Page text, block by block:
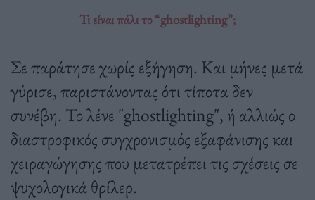
Τι είναι πάλι το “ghostlighting”;
Σε παράτησε χωρίς εξήγηση. Και μήνες μετά
γύρισε, παριστάνοντας ότι τίποτα δεν
συνέβη. Το λένε "ghostlighting", ή αλλιώς ο
διαστροφικός συγχρονισμός εξαφάνισης και
χειραγώγησης που μετατρέπει τις σχέσεις σε
ψυχολογικά θρίλερ.